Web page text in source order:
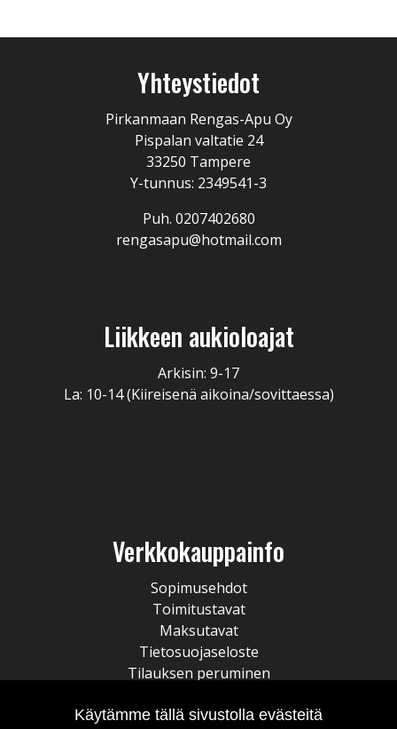
Yhteystiedot
Pirkanmaan Rengas-Apu Oy
Pispalan valtatie 24
33250 Tampere
Y-tunnus: 2349541-3
Puh. 0207402680
rengasapu@hotmail.com
Liikkeen aukioloajat
Arkisin: 9-17
La: 10-14 (Kiireisenä aikoina/sovittaessa)
Verkkokauppainfo
Sopimusehdot
Toimitustavat
Maksutavat
Tietosuojaseloste
Tilauksen peruminen
Käytämme tällä sivustolla evästeitä